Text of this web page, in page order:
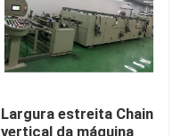
Largura estreita Chain
vertical da máquina